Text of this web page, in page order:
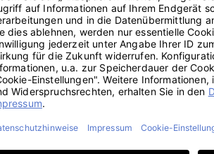
entfernen
entfernen
Du Deine Matratze
einen Matratzenwechsel gibt es nicht. Er